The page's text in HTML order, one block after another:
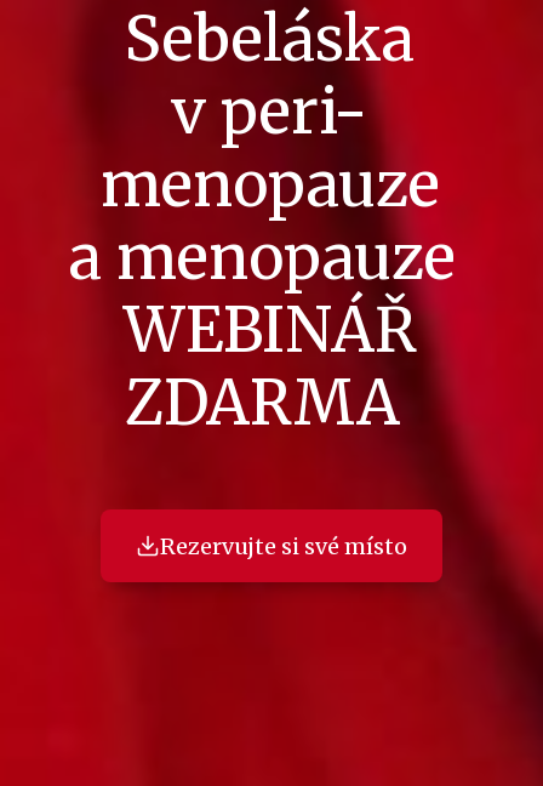
Sebeláska
v peri-
menopauze
a menopauze
WEBINÁŘ
ZDARMA
Rezervujte si své místo